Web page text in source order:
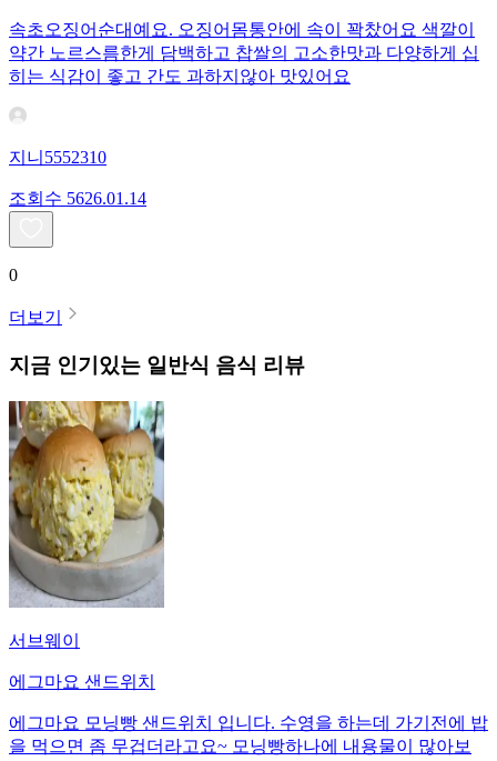
속초오징어순대예요. 오징어몸통안에 속이 꽉찼어요 색깔이
약간 노르스름한게 담백하고 찹쌀의 고소한맛과 다양하게 십
히는 식감이 좋고 간도 과하지않아 맛있어요
지니5552310
조회수 5626.01.14
0
더보기
지금 인기있는 일반식 음식 리뷰
서브웨이
에그마요 샌드위치
에그마요 모닝빵 샌드위치 입니다. 수영을 하는데 가기전에 밥
을 먹으면 좀 무겁더라고요~ 모닝빵하나에 내용물이 많아보